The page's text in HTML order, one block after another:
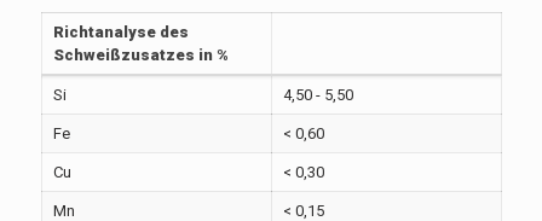
Richtanalyse des
Schweißzusatzes in %
Si 4,50 - 5,50
Fe < 0,60
Cu < 0,30
Mn < 0,15